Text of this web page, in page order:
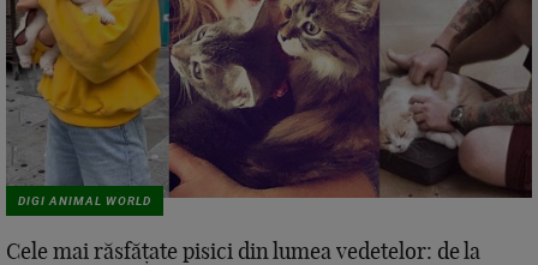
DIGI ANIMAL WORLD
Cele mai răsfățate pisici din lumea vedetelor: de la